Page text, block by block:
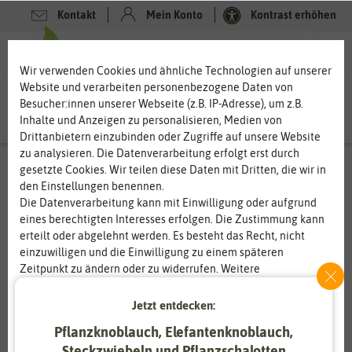
Kontakt Mein Konto Kontrast erhöhen
Wir verwenden Cookies und ähnliche Technologien auf unserer
Website und verarbeiten personenbezogene Daten von
Besucher:innen unserer Webseite (z.B. IP-Adresse), um z.B.
Inhalte und Anzeigen zu personalisieren, Medien von
Drittanbietern einzubinden oder Zugriffe auf unsere Website
zu analysieren. Die Datenverarbeitung erfolgt erst durch
gesetzte Cookies. Wir teilen diese Daten mit Dritten, die wir in
den Einstellungen benennen.
Die Datenverarbeitung kann mit Einwilligung oder aufgrund
eines berechtigten Interesses erfolgen. Die Zustimmung kann
erteilt oder abgelehnt werden. Es besteht das Recht, nicht
einzuwilligen und die Einwilligung zu einem späteren
Zeitpunkt zu ändern oder zu widerrufen. Weitere
Informationen zur Verwendung personenbezogener Daten und
den Diensten erklären wir in unsererDaten­schutz­erklärung
Essenziell Statistik
Jetzt entdecken:
Pflanzknoblauch, Elefantenknoblauch,